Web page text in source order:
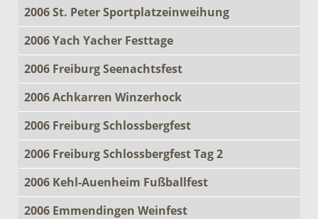
2006 St. Peter Sportplatzeinweihung
2006 Yach Yacher Festtage
2006 Freiburg Seenachtsfest
2006 Achkarren Winzerhock
2006 Freiburg Schlossbergfest
2006 Freiburg Schlossbergfest Tag 2
2006 Kehl-Auenheim Fußballfest
2006 Emmendingen Weinfest